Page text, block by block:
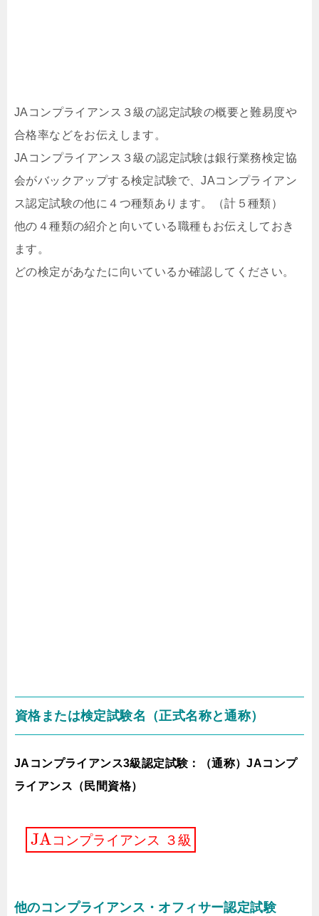
JAコンプライアンス３級の認定試験の概要と難易度や
合格率などをお伝えします。
JAコンプライアンス３級の認定試験は銀行業務検定協
会がバックアップする検定試験で、JAコンプライアン
ス認定試験の他に４つ種類あります。（計５種類）
他の４種類の紹介と向いている職種もお伝えしておき
ます。
どの検定があなたに向いているか確認してください。
資格または検定試験名（正式名称と通称）
JAコンプライアンス3級認定試験：（通称）JAコンプ
ライアンス（民間資格）
JAコ ンプライ アンス ３級
他のコンプライアンス・オフィサー認定試験